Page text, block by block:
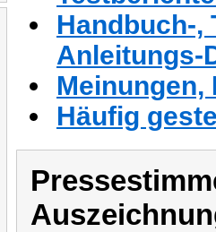
Handbuch-,
Anleitungs-
Häufig